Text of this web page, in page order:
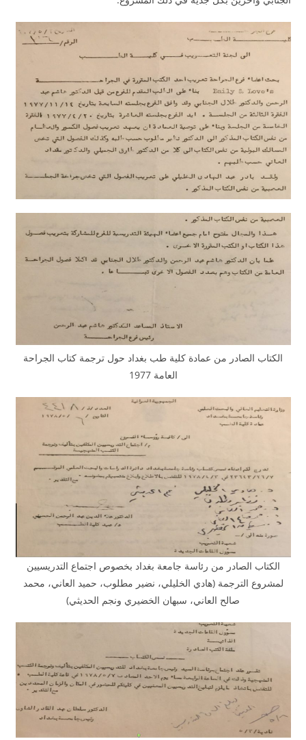
الكتاب الصادر من عمادة كلية طب بغداد حول ترجمة كتاب الجراحة
العامة 1977
الكتاب الصادر من رئاسة جامعة بغداد بخصوص اجتماع التدريسيين
لمشروع الترجمة (هادي الخليلي، نضير مطلوب، حميد العاني، محمد
صالح العاني، سبهان الخضيري ونجم الحديثي)